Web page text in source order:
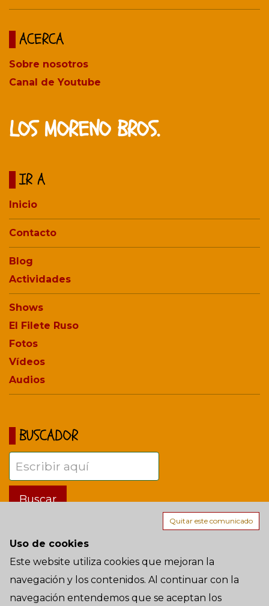
ACERCA
Sobre nosotros
Canal de Youtube
LOS MORENO BROS.
IR A
Inicio
Contacto
Blog
Actividades
Shows
El Filete Ruso
Fotos
Vídeos
Audios
BUSCADOR
Términos de uso
AÑO 15 - Viernes, 7 de Agosto de 2026 a las 07:50:38 - Madrid
Quitar este comunicado
Uso de cookies
Este website utiliza cookies que mejoran la
navegación y los contenidos. Al continuar con la
navegación entendemos que se aceptan los